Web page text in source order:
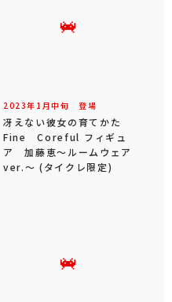
2023年 1 月中旬 登場
冴えない彼女の育てかた
Fine Coreful フィギュ
ア 加藤恵～ルームウェア
ver.～ (タイクレ限定)